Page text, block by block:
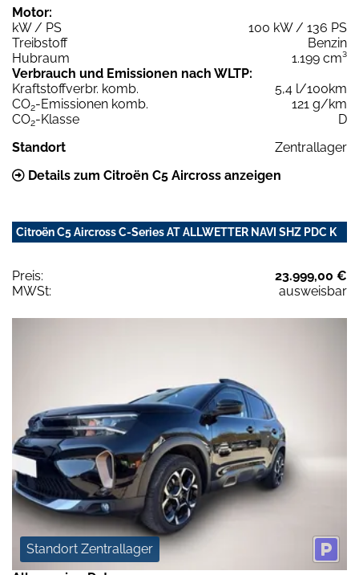
Motor:
kW / PS
100 kW / 136 PS
Treibstoff
Benzin
Hubraum
1.199 cm³
Verbrauch und Emissionen nach WLTP:
Kraftstoffverbr. komb.
5,4 l/100km
CO2-Emissionen komb.
121 g/km
CO2-Klasse
D
Standort
Zentrallager
Details zum Citroën C5 Aircross anzeigen
Citroën C5 Aircross C-Series AT ALLWETTER NAVI SHZ PDC K
Preis:
23.999,00 €
MWSt:
ausweisbar
Standort Zentrallager